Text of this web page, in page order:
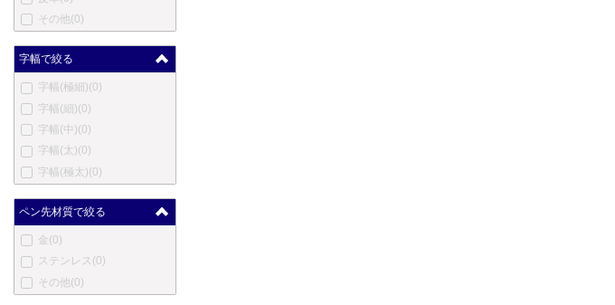
グッチ (0)
ホールマーク
ハリー・ウィンストン(0)
エルメス(0)
英雄(0)
ハーシー(0)
伊東屋(0)
ジャン・ピエール・レピー
ヨルグ・イゼック
カンガルー
カヴェコ
(0)
コウコウボウ
クローネ(0)
その他(0)
字幅で絞る
字幅(極細)(0)
字幅(細)(0)
字幅(中)(0)
字幅(太)(0)
字幅(極太)(0)
ペン先材質で絞る
金(0)
ステンレス (0)
その他(0)